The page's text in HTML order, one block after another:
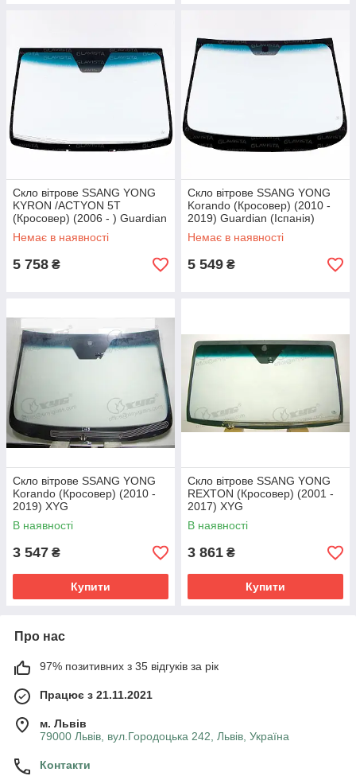
Скло вітрове SSANG YONG
KYRON /ACTYON 5T
(Кросовер) (2006 - ) Guardian
(Іспанія)
Немає в наявності
5 758 ₴
Скло вітрове SSANG YONG
Korando (Кросовер) (2010 -
2019) Guardian (Іспанія)
Немає в наявності
5 549 ₴
Скло вітрове SSANG YONG
Korando (Кросовер) (2010 -
2019) XYG
В наявності
3 547 ₴
Купити
Скло вітрове SSANG YONG
REXTON (Кросовер) (2001 -
2017) XYG
В наявності
3 861 ₴
Купити
Про нас
97% позитивних з 35 відгуків за рік
Працює з 21.11.2021
м. Львів
79000 Львів, вул.Городоцька 242, Львів, Україна
Контакти